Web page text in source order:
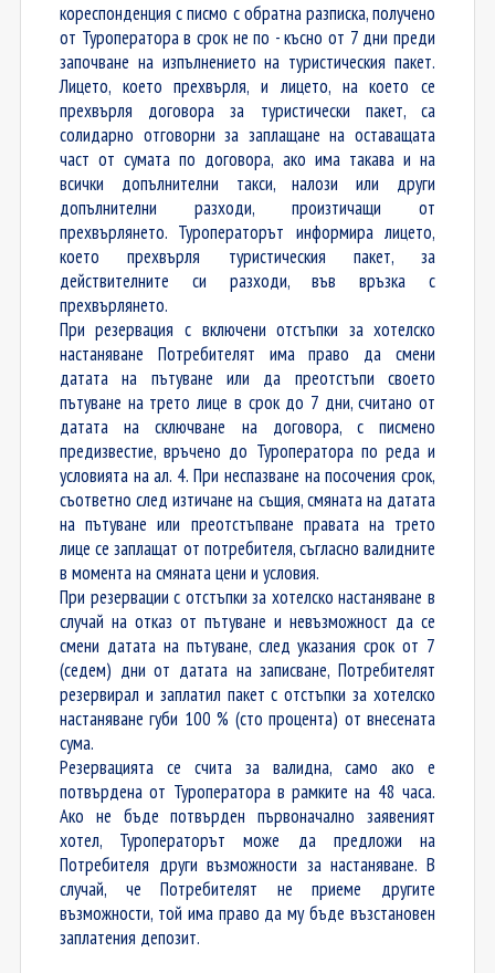
кореспонденция с писмо с обратна разписка, получено
от Туроператора в срок не по - късно от 7 дни преди
започване на изпълнението на туристическия пакет.
Лицето, което прехвърля, и лицето, на което се
прехвърля договора за туристически пакет, са
солидарно отговорни за заплащане на оставащата
част от сумата по договора, ако има такава и на
всички допълнителни такси, налози или други
допълнителни разходи, произтичащи от
прехвърлянето. Туроператорът информира лицето,
което прехвърля туристическия пакет, за
действителните си разходи, във връзка с
прехвърлянето.
При резервация с включени отстъпки за хотелско
настаняване Потребителят има право да смени
датата на пътуване или да преотстъпи своето
пътуване на трето лице в срок до 7 дни, считано от
датата на сключване на договора, с писмено
предизвестие, връчено до Туроператора по реда и
условията на ал. 4. При неспазване на посочения срок,
съответно след изтичане на същия, смяната на датата
на пътуване или преотстъпване правата на трето
лице се заплащат от потребителя, съгласно валидните
в момента на смяната цени и условия.
При резервации с отстъпки за хотелско настаняване в
случай на отказ от пътуване и невъзможност да се
смени датата на пътуване, след указания срок от 7
(седем) дни от датата на записване, Потребителят
резервирал и заплатил пакет с отстъпки за хотелско
настаняване губи 100 % (сто процента) от внесената
сума.
Резервацията се счита за валидна, само ако е
потвърдена от Туроператора в рамките на 48 часа.
Ако не бъде потвърден първоначално заявеният
хотел, Туроператорът може да предложи на
Потребителя други възможности за настаняване. В
случай, че Потребителят не приеме другите
възможности, той има право да му бъде възстановен
заплатения депозит.